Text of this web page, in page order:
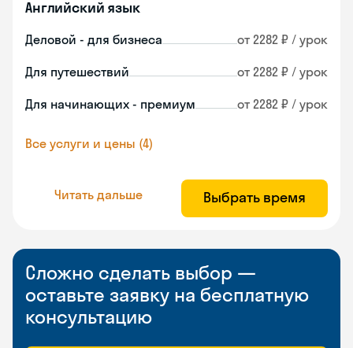
Английский язык
Деловой - для бизнеса от 2282 ₽ / урок
Для путешествий от 2282 ₽ / урок
Для начинающих - премиум от 2282 ₽ / урок
Все услуги и цены (4)
Читать дальше Выбрать время
Сложно сделать выбор —
оставьте заявку на бесплатную
консультацию